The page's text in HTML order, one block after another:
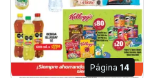
Página 14